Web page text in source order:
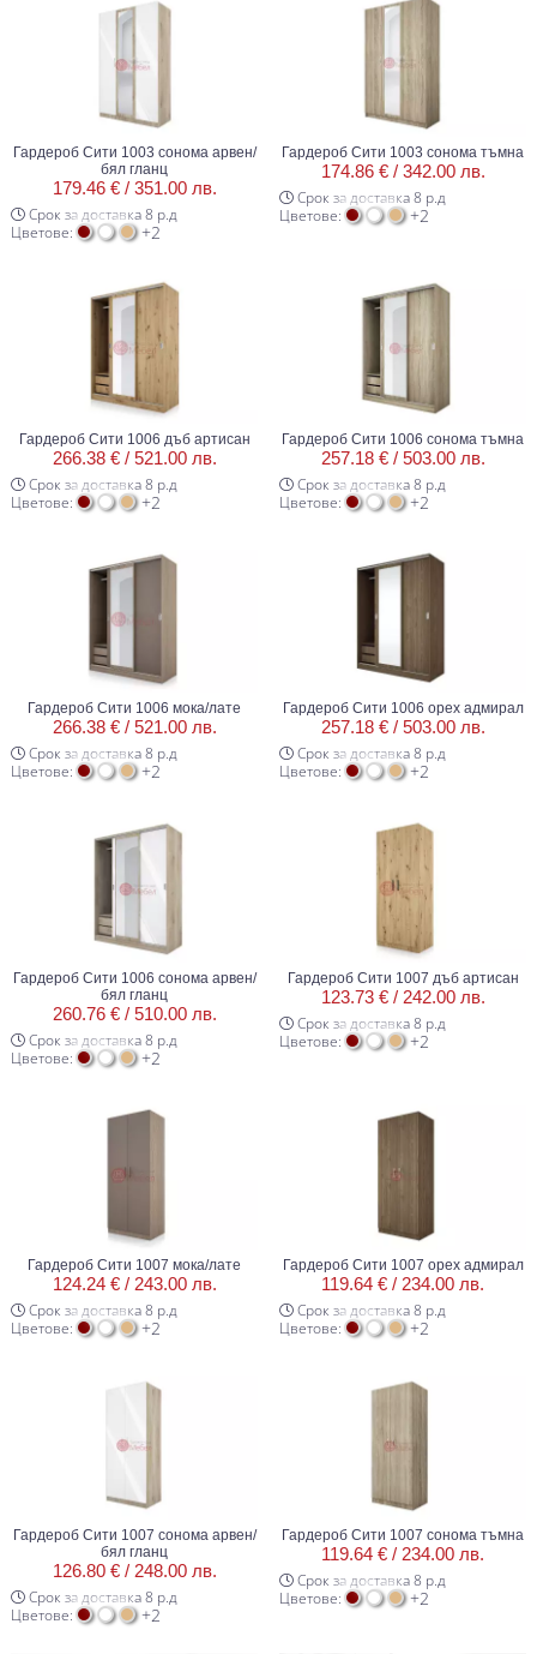
Гардероб Сити 1003 сонома арвен/
бял гланц
179.46 € / 351.00 лв.
Срок за доставка 8 р.д
Цветове:
+2
Гардероб Сити 1003 сонома тъмна
174.86 € / 342.00 лв.
Срок за доставка 8 р.д
Цветове:
+2
Гардероб Сити 1006 дъб артисан
266.38 € / 521.00 лв.
Срок за доставка 8 р.д
Цветове:
+2
Гардероб Сити 1006 сонома тъмна
257.18 € / 503.00 лв.
Срок за доставка 8 р.д
Цветове:
+2
Гардероб Сити 1006 мока/лате
266.38 € / 521.00 лв.
Срок за доставка 8 р.д
Цветове:
+2
Гардероб Сити 1006 орех адмирал
257.18 € / 503.00 лв.
Срок за доставка 8 р.д
Цветове:
+2
Гардероб Сити 1006 сонома арвен/
бял гланц
260.76 € / 510.00 лв.
Срок за доставка 8 р.д
Цветове:
+2
Гардероб Сити 1007 дъб артисан
123.73 € / 242.00 лв.
Срок за доставка 8 р.д
Цветове:
+2
Гардероб Сити 1007 мока/лате
124.24 € / 243.00 лв.
Срок за доставка 8 р.д
Цветове:
+2
Гардероб Сити 1007 орех адмирал
119.64 € / 234.00 лв.
Срок за доставка 8 р.д
Цветове:
+2
Гардероб Сити 1007 сонома арвен/
бял гланц
126.80 € / 248.00 лв.
Срок за доставка 8 р.д
Цветове:
+2
Гардероб Сити 1007 сонома тъмна
119.64 € / 234.00 лв.
Срок за доставка 8 р.д
Цветове:
+2